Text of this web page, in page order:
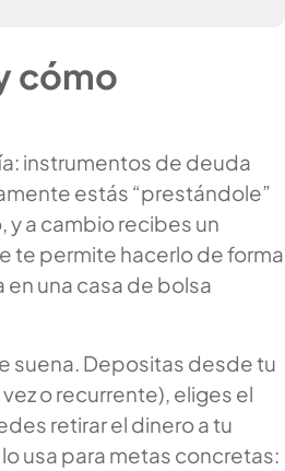
cómo
instrumentos de deuda
estás “prestándole”
a cambio recibes un
te permite hacerlo de forma
una casa de bolsa
suena. Depositas desde tu
o recurrente), eliges el
retirar el dinero a tu
usa para metas concretas: